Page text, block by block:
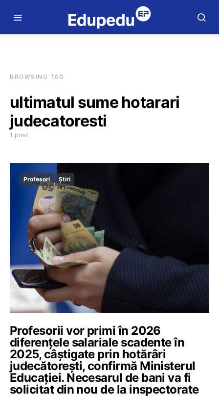
BROWSING TAG
ultimatul sume hotarari
judecatoresti
1 post
Profesori Știri
Profesorii vor primi în 2026
diferențele salariale scadente în
2025, câștigate prin hotărâri
judecătorești, confirmă Ministerul
Educației. Necesarul de bani va fi
solicitat din nou de la inspectorate